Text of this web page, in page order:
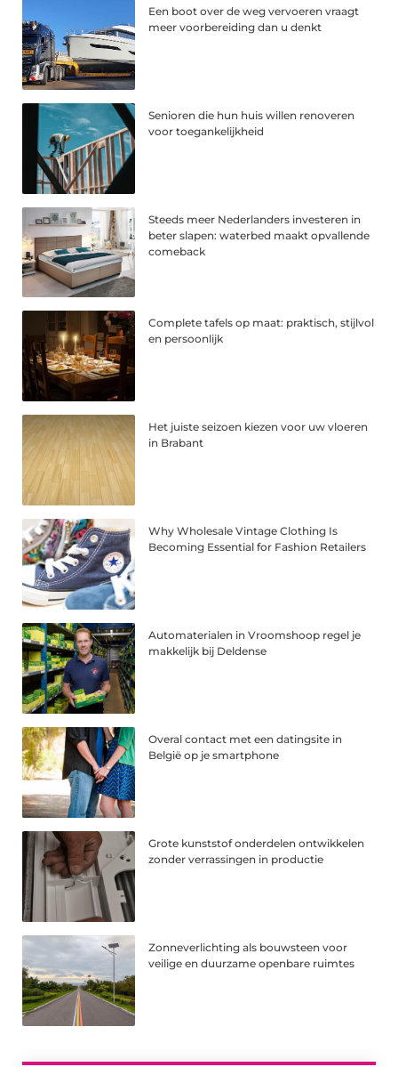
Een boot over de weg vervoeren vraagt
meer voorbereiding dan u denkt
Senioren die hun huis willen renoveren
voor toegankelijkheid
Steeds meer Nederlanders investeren in
beter slapen: waterbed maakt opvallende
comeback
Complete tafels op maat: praktisch, stijlvol
en persoonlijk
Het juiste seizoen kiezen voor uw vloeren
in Brabant
Why Wholesale Vintage Clothing Is
Becoming Essential for Fashion Retailers
Automaterialen in Vroomshoop regel je
makkelijk bij Deldense
Overal contact met een datingsite in
België op je smartphone
Grote kunststof onderdelen ontwikkelen
zonder verrassingen in productie
Zonneverlichting als bouwsteen voor
veilige en duurzame openbare ruimtes